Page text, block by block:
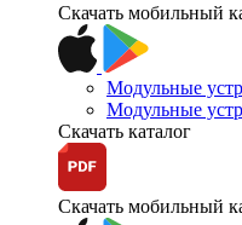
Скачать мобильный
Модульные
Модульные
Скачать каталог
Скачать мобильный